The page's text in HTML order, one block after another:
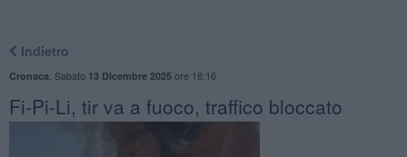
Indietro
Cronaca Sabato 13 Dicembre 2025ore 18:16
Fi-Pi-Li, tir va a fuoco, traffico bloccato